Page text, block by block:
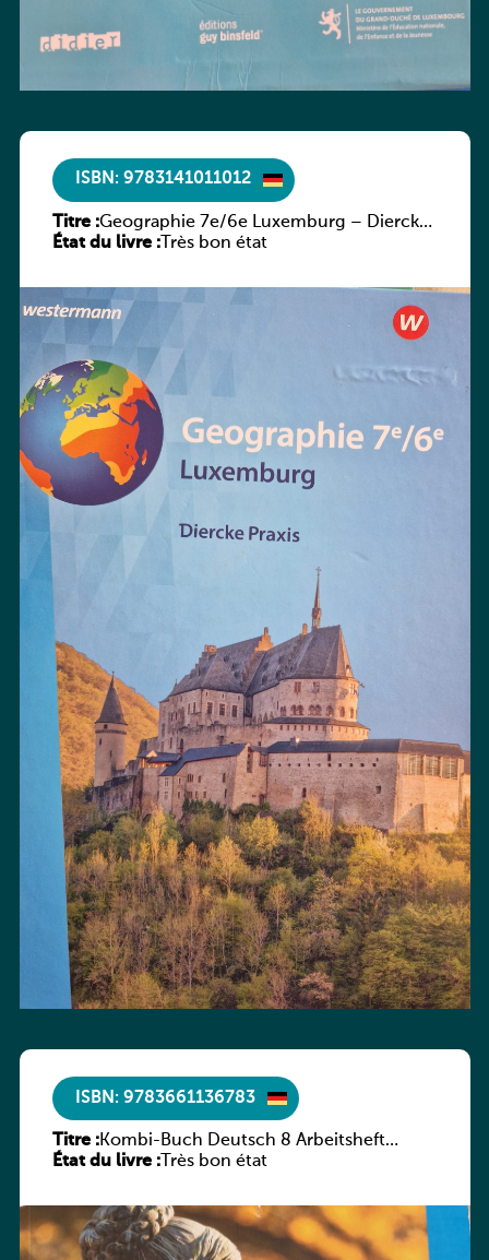
ISBN: 9783141011012
Titre :Geographie 7e/6e Luxemburg – Diercke
Praxis
État du livre :Très bon état
ISBN: 9783661136783
Titre :Kombi-Buch Deutsch 8 Arbeitsheft
(Neue Ausgabe Luxemburg)
État du livre :Très bon état